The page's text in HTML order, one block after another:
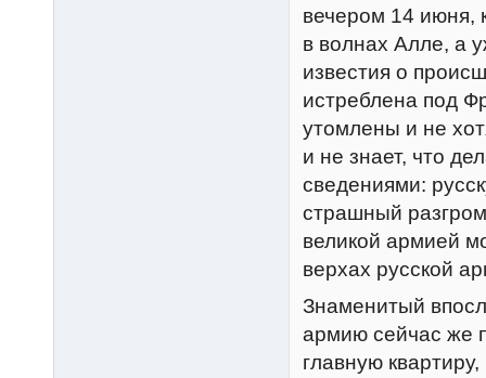
вечером 14 июня,
в волнах Алле, а
известия о
истреблена под
утомлены и не
и не знает, что
сведениями:
страшный
великой армией
верхах русской
Знаменитый
армию сейчас же
главную